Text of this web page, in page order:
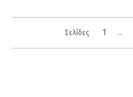
Σελίδες 1 ...